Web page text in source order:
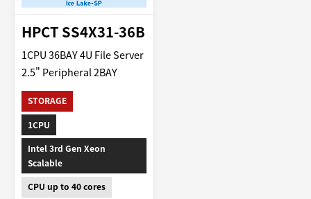
HPCT SS4X31-36B
1CPU 36BAY 4U File Server
2.5" Peripheral 2BAY
STORAGE
1CPU
Intel 3rd Gen Xeon
Scalable
CPU up to 40 cores